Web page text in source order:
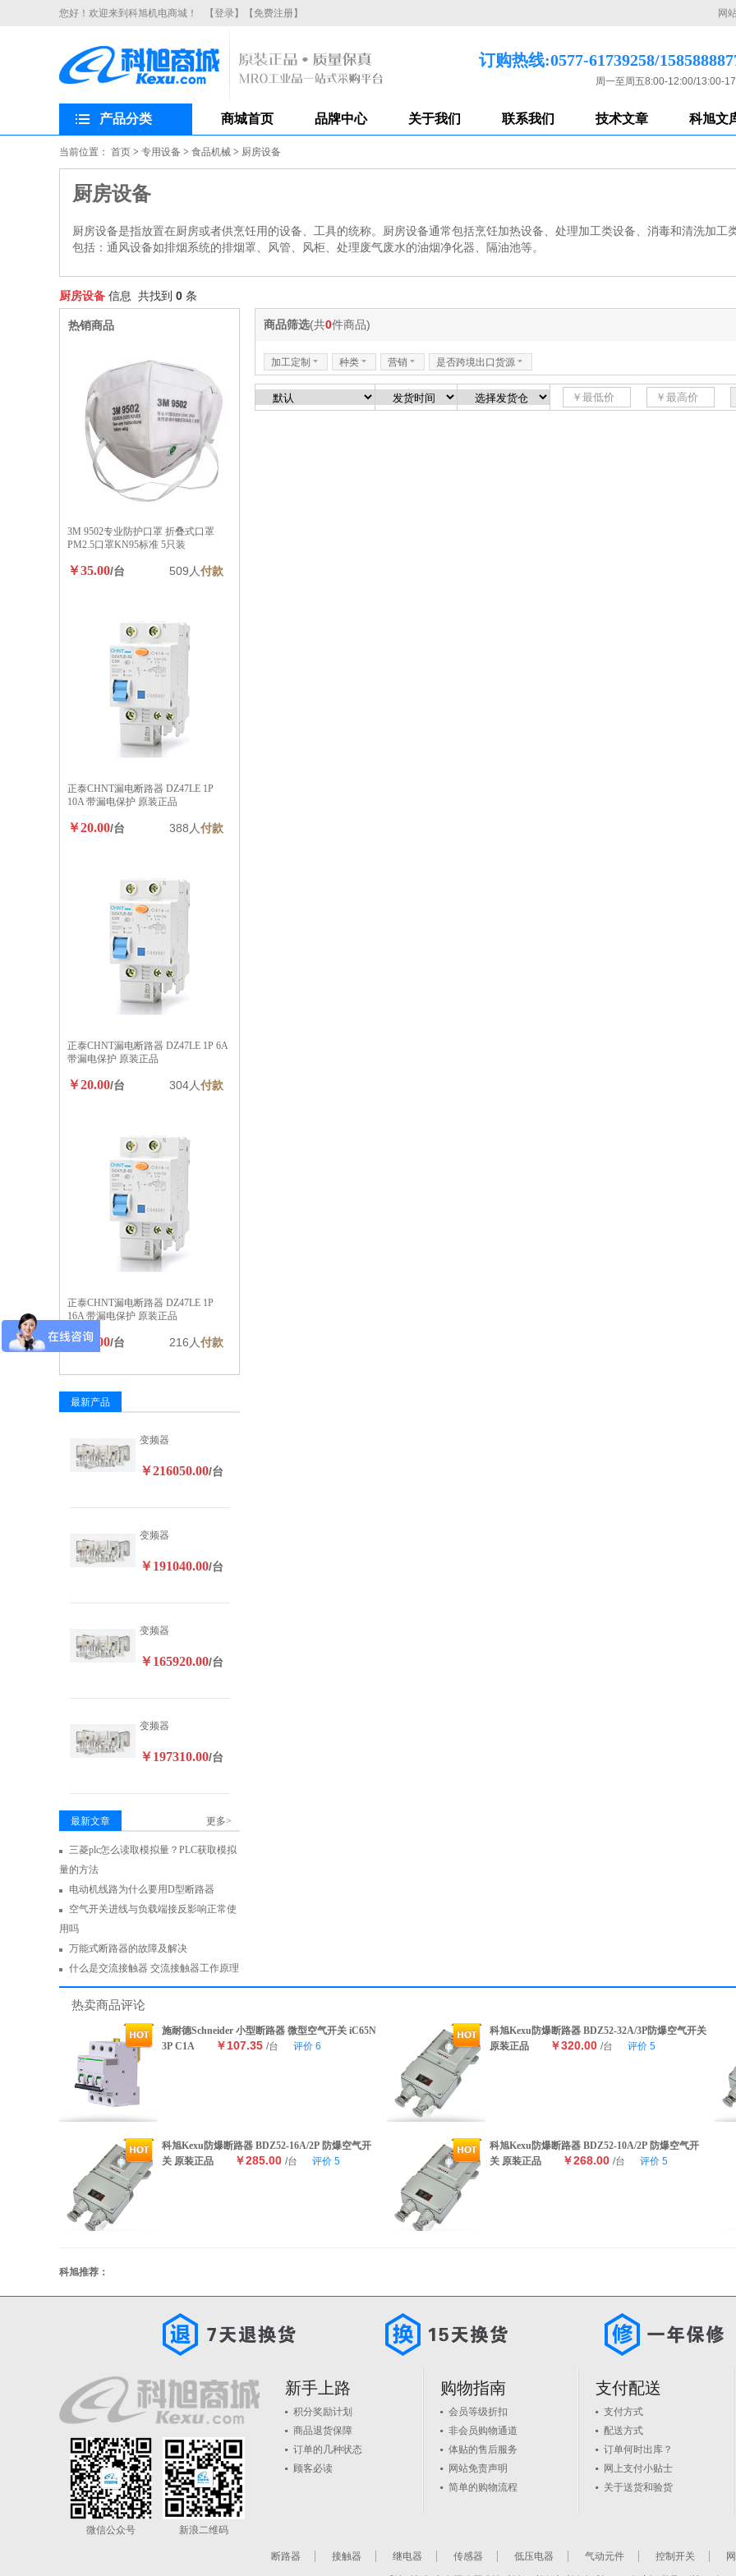
您好！欢迎来到科旭机电商城！ 【登录】 【免费注册】 网
订购热线:0577-61739258/
周一至周五8:00-12:00/13:00-
产品分类 商城首页 品牌中心 关于我们 联系我们 技术文章 科旭文
当前位置： 首页 > 专用设备 > 食品机械 > 厨房设备
厨房设备
厨房设备是指放置在厨房或者供烹饪用的设备、工具的统称。厨房设备通常包括烹饪加热设备、处理加工类设备、消毒和清洗加
包括：通风设备如排烟系统的排烟罩、风管、风柜、处理废气废水的油烟净化器、隔油池等。
厨房设备 信息 共找到 0 条
商品筛选(共0件商品)
加工定制 6 种类 6 营销 6 是否跨境出口货源 6
热销商品
3M 9502专业防护口罩 折叠式口罩
PM2.5口罩KN95标准 5只装
￥35.00/台 509人付款
正泰CHNT漏电断路器 DZ47LE 1P
10A 带漏电保护 原装正品
￥20.00/台 388人付款
正泰CHNT漏电断路器 DZ47LE 1P 6A
带漏电保护 原装正品
￥20.00/台 304人付款
正泰CHNT漏电断路器 DZ47LE 1P
16A 带漏电保护 原装正品
￥20.00/台 216人付款
最新产品
变频器
￥216050.00/台
变频器
￥191040.00/台
变频器
￥165920.00/台
变频器
￥197310.00/台
最新文章 更多>
三菱plc怎么读取模拟量？PLC获取模拟
量的方法
电动机线路为什么要用D型断路器
空气开关进线与负载端接反影响正常使
用吗
万能式断路器的故障及解决
什么是交流接触器 交流接触器工作原理
热卖商品评论
施耐德Schneider 小型断路器 微型空气开关 iC65N
3P C1A
￥107.35 /台 评价 6
科旭Kexu防爆断路器 BDZ52-32A/3P防爆空气开关
原装正品
￥320.00 /台 评价 5
科旭Kexu防爆断路器 BDZ52-16A/2P 防爆空气开
关 原装正品
￥285.00 /台 评价 5
科旭Kexu防爆断路器 BDZ52-10A/2P 防爆空气开
关 原装正品
￥268.00 /台 评价 5
科旭推荐：
微信公众号 新浪二维码
新手上路
积分奖励计划
商品退货保障
订单的几种状态
顾客必读
购物指南
会员等级折扣
非会员购物通道
体贴的售后服务
网站免责声明
简单的购物流程
支付配送
支付方式
配送方式
订单何时出库？
网上支付小贴士
关于送货和验货
断路器 接触器 继电器 传感器 低压电器 气动元件 控制开关